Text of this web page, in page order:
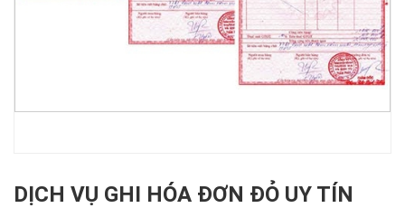
DỊCH VỤ GHI HÓA ĐƠN ĐỎ UY TÍN